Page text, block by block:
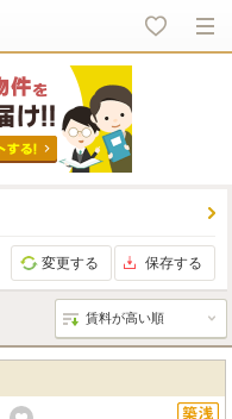
変更する 保存する